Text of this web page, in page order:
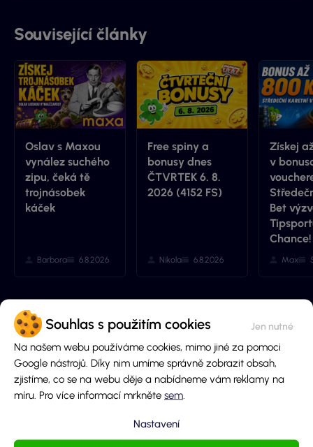
Souhlas s použitím cookies
Na našem webu používáme cookies, mimo jiné za pomoci
Google nástrojů. Díky nim umíme správně zobrazit obsah,
zjistíme, co se na webu děje a nabídneme vám reklamy na
míru. Pro více informací mrkněte sem
Nastavení
Související články
Oslav s Maxou
vynález suchého
zipu, čeká tě
trojnásobek
káček
Barbora 6.8.2026
Free spiny a
bonusy dnes
ČTVRTEK 6. 8.
2026 (4152 FS)
Nikola 6.8.2026
Získej
v
Bet
Chance!
Max
Přidej komentář
Jméno